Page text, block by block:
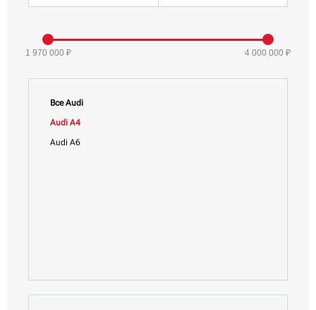
1 970 000 ₽ 4 000 000 ₽
Все Audi
Audi A4
Audi A6